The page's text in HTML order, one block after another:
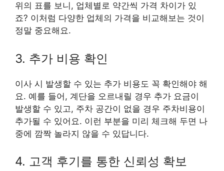
위의 표를 보니, 업체별로 약간씩 가격 차이가 있
죠? 이처럼 다양한 업체의 가격을 비교해보는 것이
정말 중요해요.
3. 추가 비용 확인
이사 시 발생할 수 있는 추가 비용도 꼭 확인해야 해
요. 예를 들어, 계단을 오르내릴 경우 추가 요금이
발생할 수 있고, 주차 공간이 없을 경우 주차비용이
추가될 수 있어요. 이런 부분을 미리 체크해 두면 나
중에 깜짝 놀라지 않을 수 있답니다.
4. 고객 후기를 통한 신뢰성 확보